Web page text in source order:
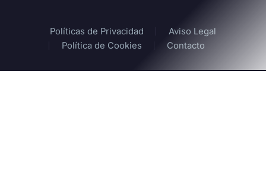
Políticas de Privacidad
Aviso Legal
Política de Cookies
Contacto